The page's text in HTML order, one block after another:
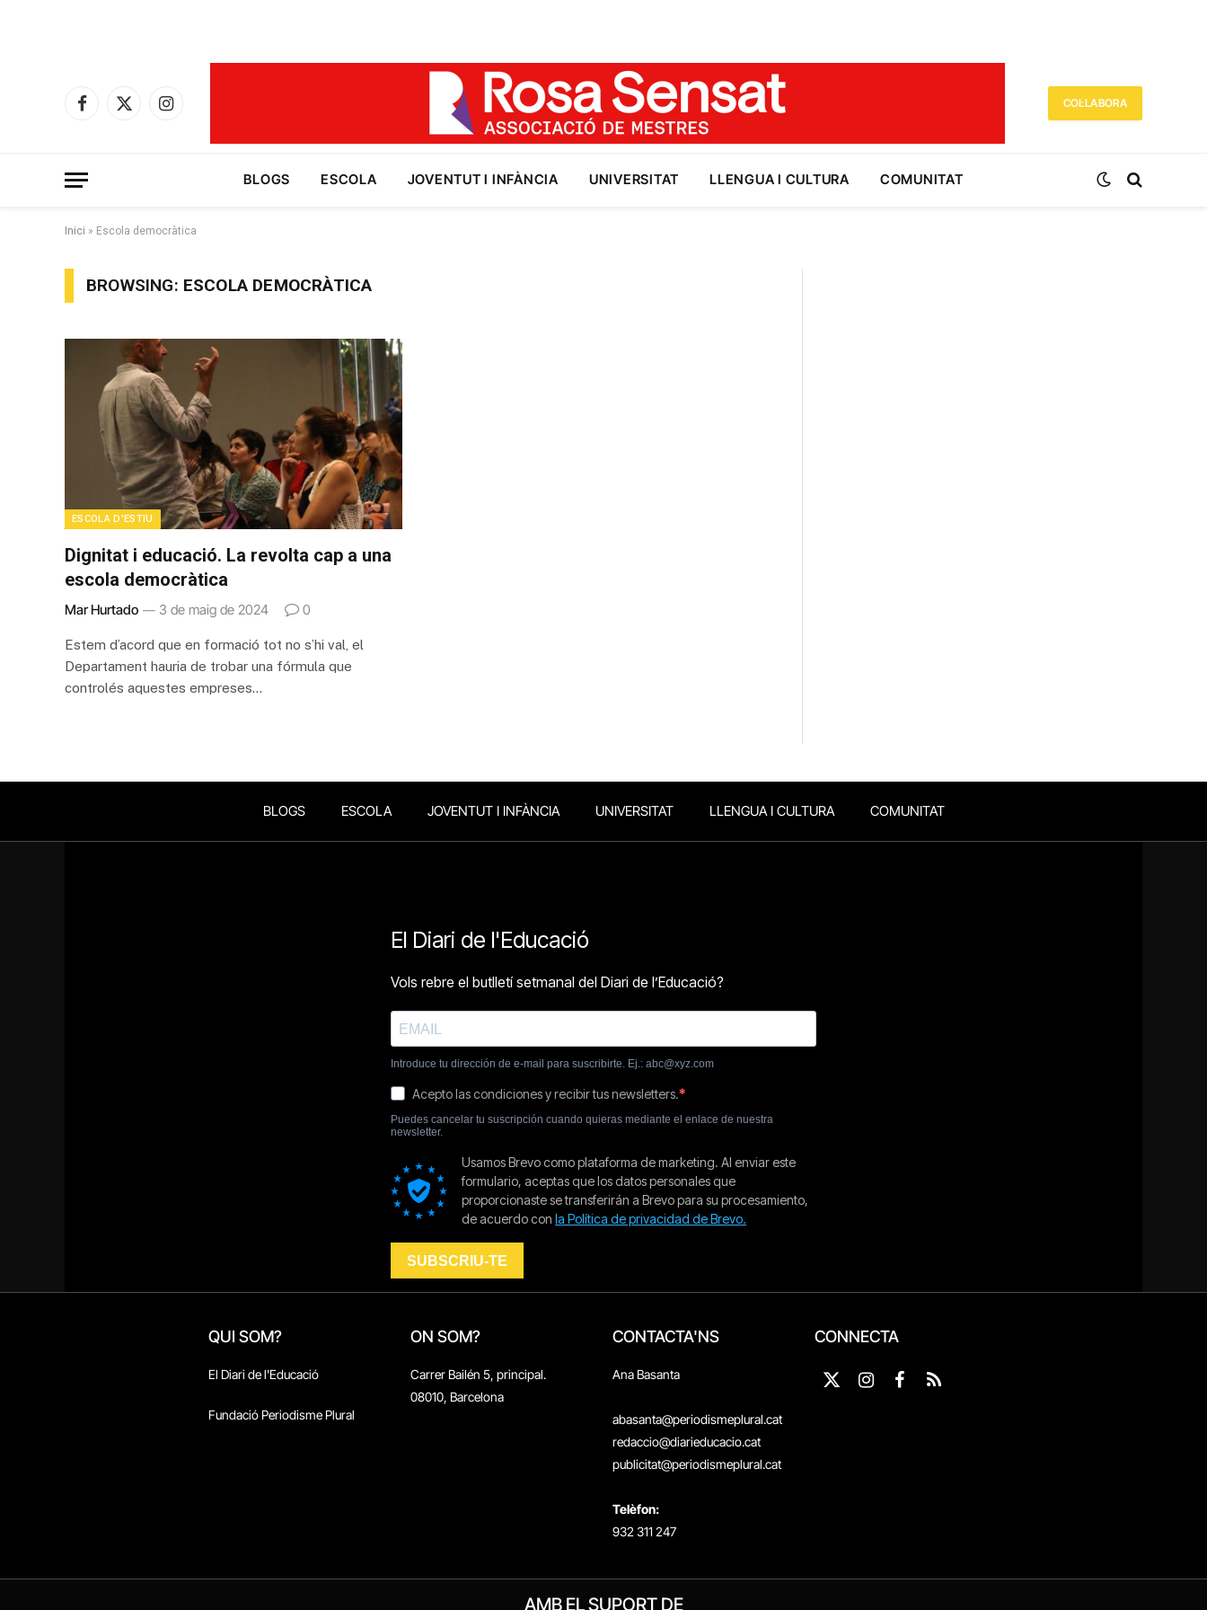
Facebook
X
Instagram
COL·LABORA
BLOGS ESCOLA JOVENTUT I INFÀNCIA UNIVERSITAT LLENGUA I CULTURA COMUNITAT
Inici » Escola democràtica
BROWSING: ESCOLA DEMOCRÀTICA
ESCOLA D'ESTIU
Dignitat i educació. La revolta cap a una
escola democràtica
Mar Hurtado 3 de maig de 2024 0
Estem d’acord que en formació tot no s’hi val, el
Departament hauria de trobar una fórmula que
controlés aquestes empreses…
BLOGS ESCOLA JOVENTUT I INFÀNCIA UNIVERSITAT LLENGUA I CULTURA COMUNITAT
QUI SOM?
El Diari de l'Educació
Fundació Periodisme Plural
ON SOM?
Carrer Bailén 5, principal.
08010, Barcelona
CONTACTA'NS
Ana Basanta
abasanta@periodismeplural.cat
redaccio@diarieducacio.cat
publicitat@periodismeplural.cat
Telèfon:
932 311 247
CONNECTA
X
InstagramFacebook
RSS
AMB EL SUPORT DE